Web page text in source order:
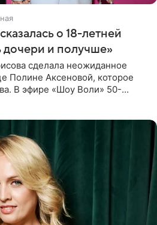
о 18-летней
дочери и получше»
сделала неожиданное
Полине Аксеновой, которое
В эфире «Шоу Воли» 50-